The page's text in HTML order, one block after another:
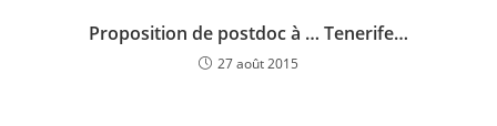
Proposition de postdoc à … Tenerife…
27 août 2015